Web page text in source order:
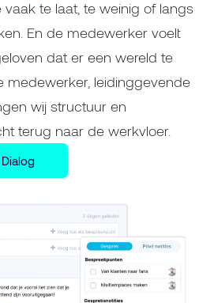
te laat, te weinig of langs
En de medewerker voelt
dat er een wereld te
leidinggevende
wij structuur en
terug naar de werkvloer.